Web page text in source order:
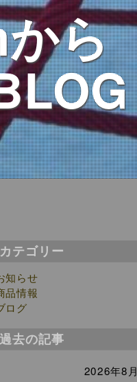
ら
カテゴリー
知らせ
品情報
ログ
過去の記事
2026年8月